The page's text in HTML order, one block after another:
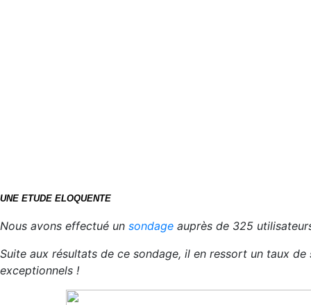
UNE ETUDE ELOQUENTE
Nous avons effectué un sondage auprès de 325
Suite aux résultats de ce sondage, il en ressort un taux
exceptionnels !